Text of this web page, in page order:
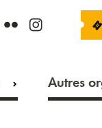
Autres